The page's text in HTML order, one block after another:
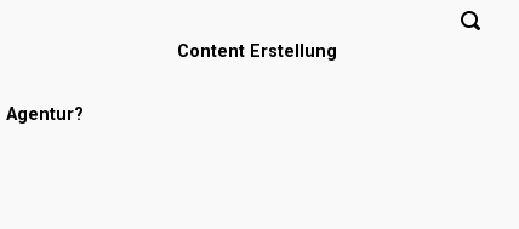
Content Erstellung